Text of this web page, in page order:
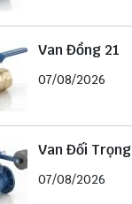
Van Đồng 21
07/08/2026
Van Đối Trọng
07/08/2026